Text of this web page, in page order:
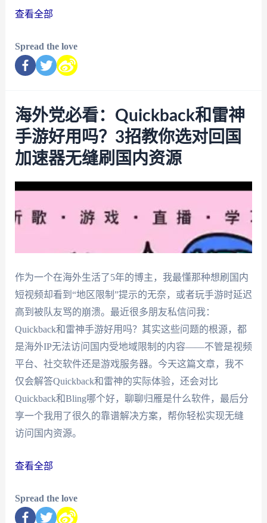
查看全部
Spread the love
海外党必看：Quickback和雷神
手游好用吗？3招教你选对回国
加速器无缝刷国内资源
作为一个在海外生活了5年的博主，我最懂那种想刷国内
短视频却看到“地区限制”提示的无奈，或者玩手游时延迟
高到被队友骂的崩溃。最近很多朋友私信问我：
Quickback和雷神手游好用吗？其实这些问题的根源，都
是海外IP无法访问国内受地域限制的内容——不管是视频
平台、社交软件还是游戏服务器。今天这篇文章，我不
仅会解答Quickback和雷神的实际体验，还会对比
Quickback和Bling哪个好，聊聊归雁是什么软件，最后分
享一个我用了很久的靠谱解决方案，帮你轻松实现无缝
访问国内资源。
查看全部
Spread the love